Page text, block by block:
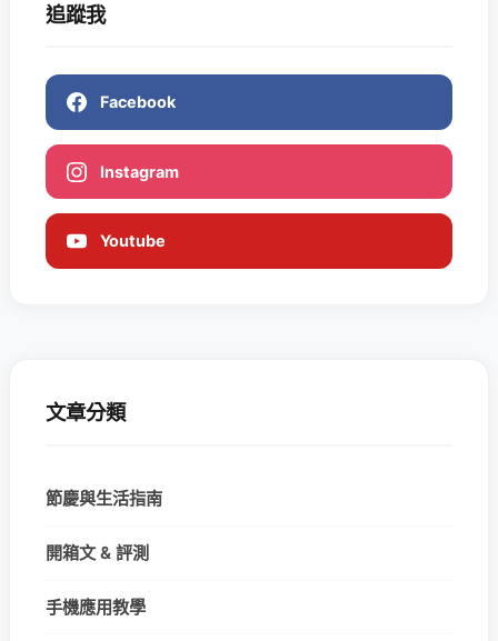
追蹤我
Facebook
Instagram
Youtube
文章分類
節慶與生活指南
開箱文 & 評測
手機應用教學